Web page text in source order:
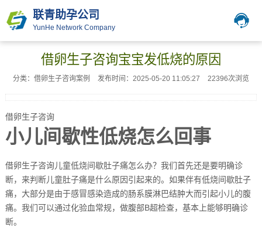
联青助孕公司
YunHe Network Company
借卵生子咨询宝宝发低烧的原因
分类：借卵生子咨询案例 发布时间：2025-05-20 11:05:27 22396次浏览
借卵生子咨询
小儿间歇性低烧怎么回事
借卵生子咨询儿童低烧间歇肚子痛怎么办？我们首先还是要明确诊
断，来判断儿童肚子痛是什么原因引起来的。如果伴有低烧间歇肚子
痛，大部分是由于感冒感染造成的肠系膜淋巴结肿大而引起小儿的腹
痛。我们可以通过化验血常规，做腹部B超检查，基本上能够明确诊
断。